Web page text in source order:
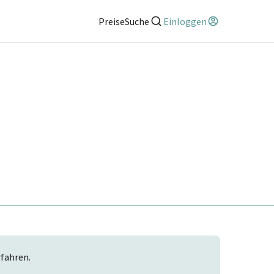
PreiseSuche Einloggen